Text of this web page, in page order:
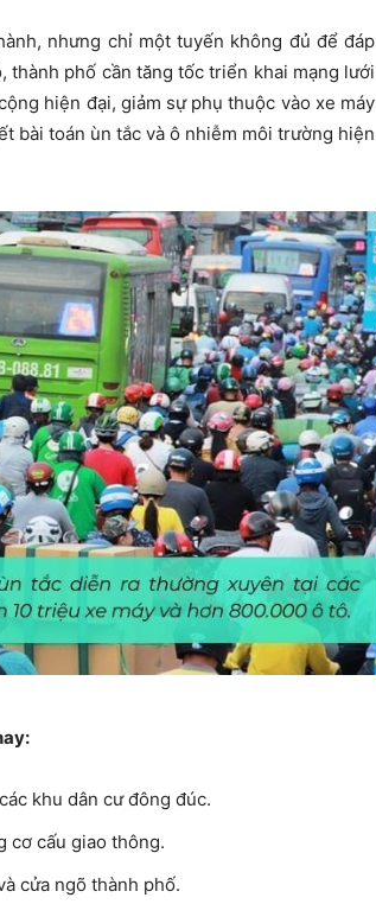
nhưng chỉ một tuyến không đủ để đáp
thành phố cần tăng tốc triển khai mạng lưới
hiện đại, giảm sự phụ thuộc vào xe máy
bài toán ùn tắc và ô nhiễm môi trường hiện
khu dân cư đông đúc.
cơ cấu giao thông.
cửa ngõ thành phố.